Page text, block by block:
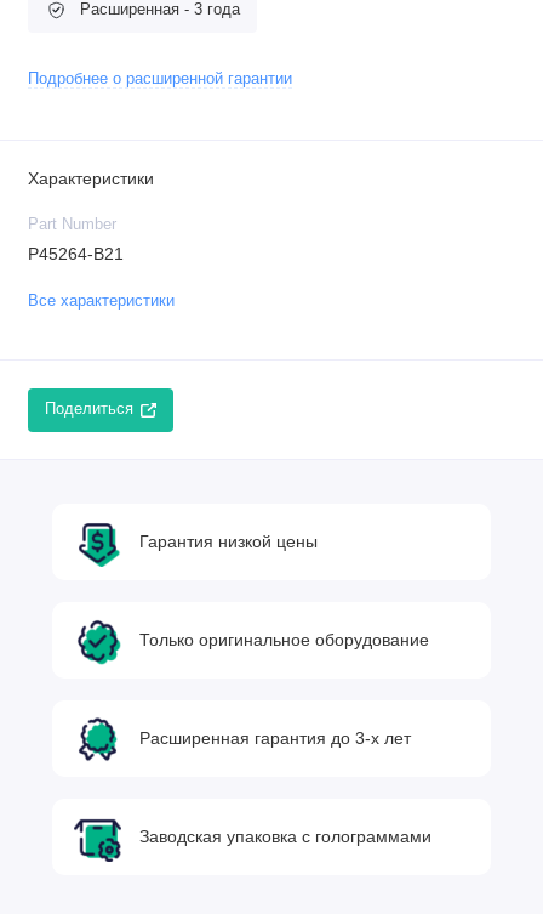
Расширенная - 3 года
Подробнее о расширенной гарантии
Характеристики
Part Number
P45264-B21
Все характеристики
Поделиться
Гарантия низкой цены
Только оригинальное оборудование
Расширенная гарантия до 3-х лет
Заводская упаковка с голограммами